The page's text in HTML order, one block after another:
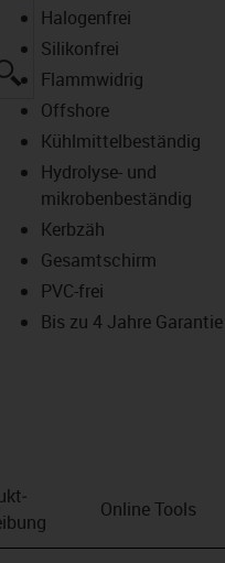
igus-icon-lupe
Halogenfrei
Silikonfrei
Flammwidrig
Offshore
Kühlmittelbeständig
Hydrolyse- und
mikrobenbeständig
Kerbzäh
Gesamtschirm
PVC-frei
Bis zu 4 Jahre Garantie
Online Tools